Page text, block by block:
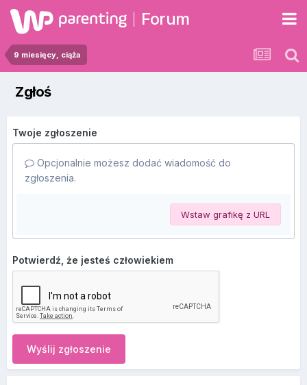
Forum
9 miesięcy, ciąża
Zgłoś
Twoje zgłoszenie
Opcjonalnie możesz dodać wiadomość do
zgłoszenia.
Wstaw grafikę z URL
Potwierdź, że jesteś człowiekiem
Wyślij zgłoszenie